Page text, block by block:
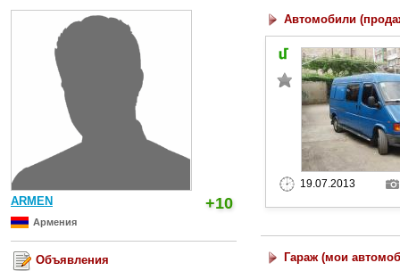
ARMEN +10
Армения
Объявления
Автомобили
19.07.2013
Гараж (мои